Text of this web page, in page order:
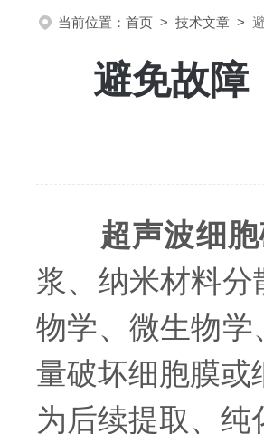
当前位置： 首页 > 技术文章 >
避免故障
超声波细
浆、纳米材料
物学、微生物
量破坏细胞膜或
为后续提取、纯